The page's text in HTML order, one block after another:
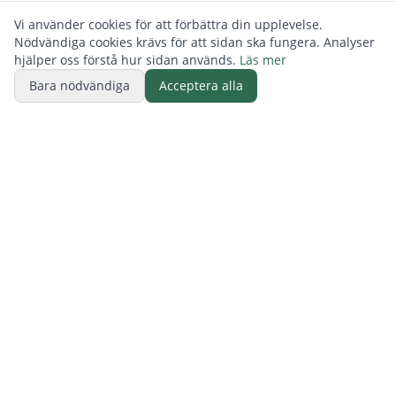
Vi använder cookies för att förbättra din upplevelse.
Nödvändiga cookies krävs för att sidan ska fungera. Analyser
hjälper oss förstå hur sidan används. Läs mer
Bara nödvändiga
Acceptera alla